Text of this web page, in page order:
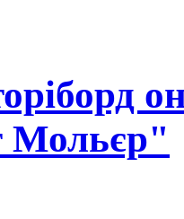
Мольєр"